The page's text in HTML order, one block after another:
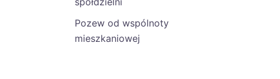
Pozew od wspólnoty
mieszkaniowej